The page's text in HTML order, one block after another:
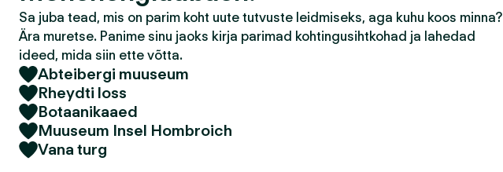
Sa juba tead, mis on parim koht uute tutvuste leidmiseks, aga kuhu koos minna?
Ära muretse. Panime sinu jaoks kirja parimad kohtingusihtkohad ja lahedad
ideed, mida siin ette võtta.
Abteibergi muuseum
Rheydti loss
Botaanikaaed
Muuseum Insel Hombroich
Vana turg